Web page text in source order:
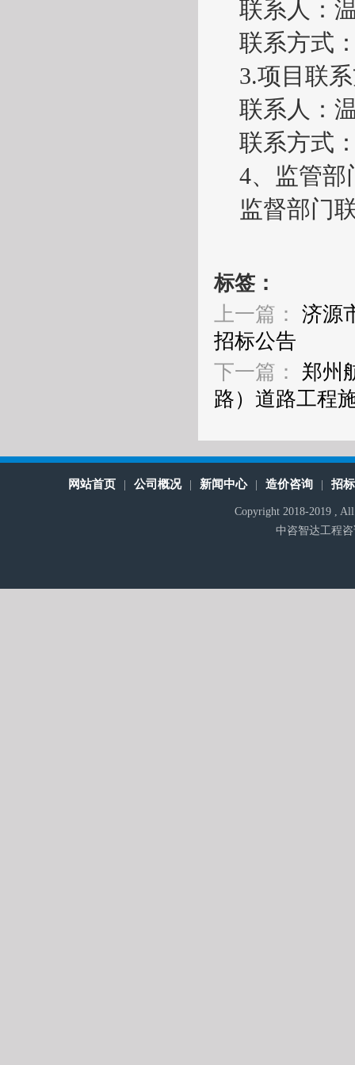
联系人：
联系方式
3.项目联
联系人：
联系方式
4、监管部
监督部门
标签：
上一篇： 济源
招标公告
下一篇： 郑州
路）道路工程
网站首页 公司概况 新闻中心 造价咨询 招
Copyright 2018-2019 ,
中咨智达工程